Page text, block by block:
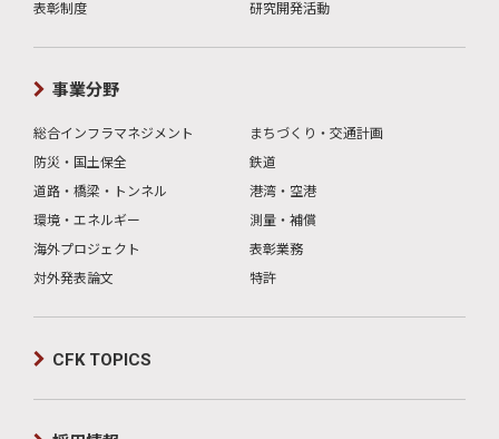
表彰制度
研究開発活動
事業分野
総合インフラマネジメント
まちづくり・交通計画
防災・国土保全
鉄道
道路・橋梁・トンネル
港湾・空港
環境・エネルギー
測量・補償
海外プロジェクト
表彰業務
対外発表論文
特許
CFK TOPICS